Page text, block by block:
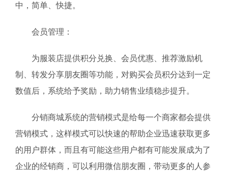
中，简单、快捷。
会员管理：
为服装店提供积分兑换、会员优惠、推荐激励机
制、转发分享朋友圈等功能，对购买会员积分达到一定
数值后，系统给予奖励，助力销售业绩稳步提升。
分销商城系统的营销模式是给每一个商家都会提供
营销模式，这样模式可以快速的帮助企业迅速获取更多
的用户群体，而且有可能这些用户都有可能发展成为了
企业的经销商，可以利用微信朋友圈，带动更多的人参